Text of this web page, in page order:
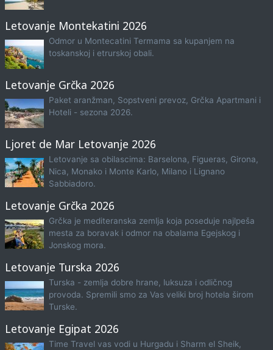
Letovanje Montekatini 2026
Odmor u Montecatini Termama sa kupanjem na
toskanskoj i etrurskoj obali.
Letovanje Grčka 2026
Paket aranžman, Sopstveni prevoz, Grčka Apartmani i
Hoteli - sezona 2026.
Ljoret de Mar Letovanje 2026
Letovanje sa obilascima: Barselona, Figueras, Girona,
Nica, Monako i Monte Karlo, Milano i Lignano
Sabbiadoro.
Letovanje Grčka 2026
Grčka je mediteranska zemlja koja poseduje najlpeša
mesta za boravak i odmor na obalama Egejskog i
Jonskog mora.
Letovanje Turska 2026
Turska - zemlja dobre hrane, luksuza i odličnog
provoda. Spremili smo za Vas veliki broj hotela širom
Turske.
Letovanje Egipat 2026
Time Travel vas vodi u Hurgadu i Sharm el Sheik,